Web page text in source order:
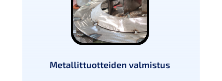
Metallittuotteiden valmistus